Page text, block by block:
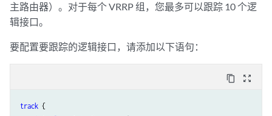
主路由器）。对于每个 VRRP 组，您最多可以跟踪 10 个逻
辑接口。
要配置要跟踪的逻辑接口，请添加以下语句：
content_copy zoom_out_map
track {